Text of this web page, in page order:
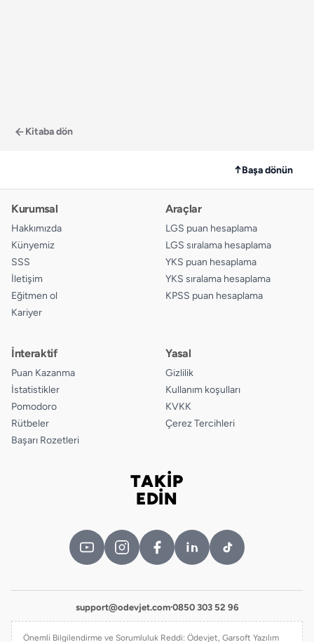
Kitaba dön
↑Başa dönün
Kurumsal
Hakkımızda
Künyemiz
SSS
İletişim
Eğitmen ol
Kariyer
Araçlar
LGS puan hesaplama
LGS sıralama hesaplama
YKS puan hesaplama
YKS sıralama hesaplama
KPSS puan hesaplama
İnteraktif
Puan Kazanma
İstatistikler
Pomodoro
Rütbeler
Başarı Rozetleri
Yasal
Gizlilik
Kullanım koşulları
KVKK
Çerez Tercihleri
TAKİP
EDİN
support@odevjet.com·0850 303 52 96
Önemli Bilgilendirme ve Sorumluluk Reddi: Ödevjet, Garsoft Yazılım